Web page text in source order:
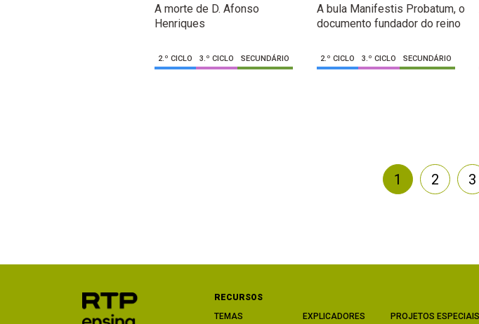
A morte de D. Afonso
Henriques
2.º CICLO 3.º CICLO SECUNDÁRIO
A bula Manifestis Probatum, o
documento fundador do reino
2.º CICLO 3.º CICLO SECUNDÁRIO
1 2 3
RECURSOS
TEMAS
EXPLICADORES PROJETOS ESPECIAIS